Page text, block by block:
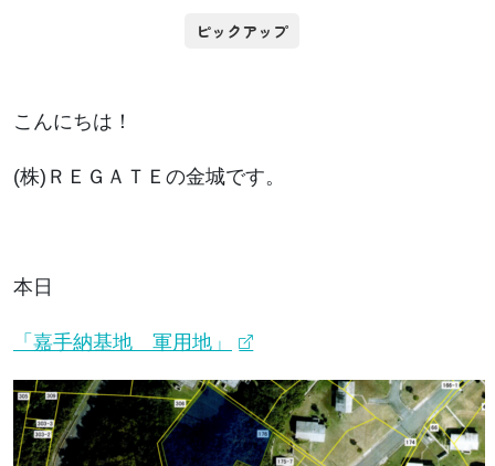
ピックアップ
こんにちは！
(株)ＲＥＧＡＴＥの金城です。
本日
「嘉手納基地 軍用地」